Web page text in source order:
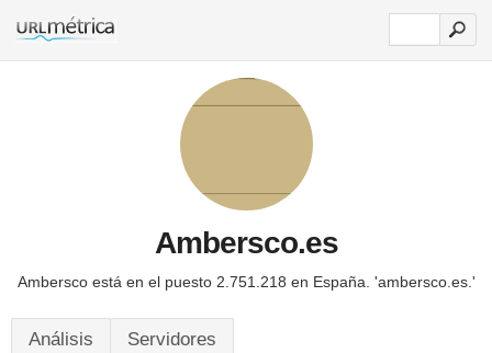
Ambersco.es
Ambersco está en el puesto 2.751.218 en España. 'ambersco.es.'
Análisis Servidores